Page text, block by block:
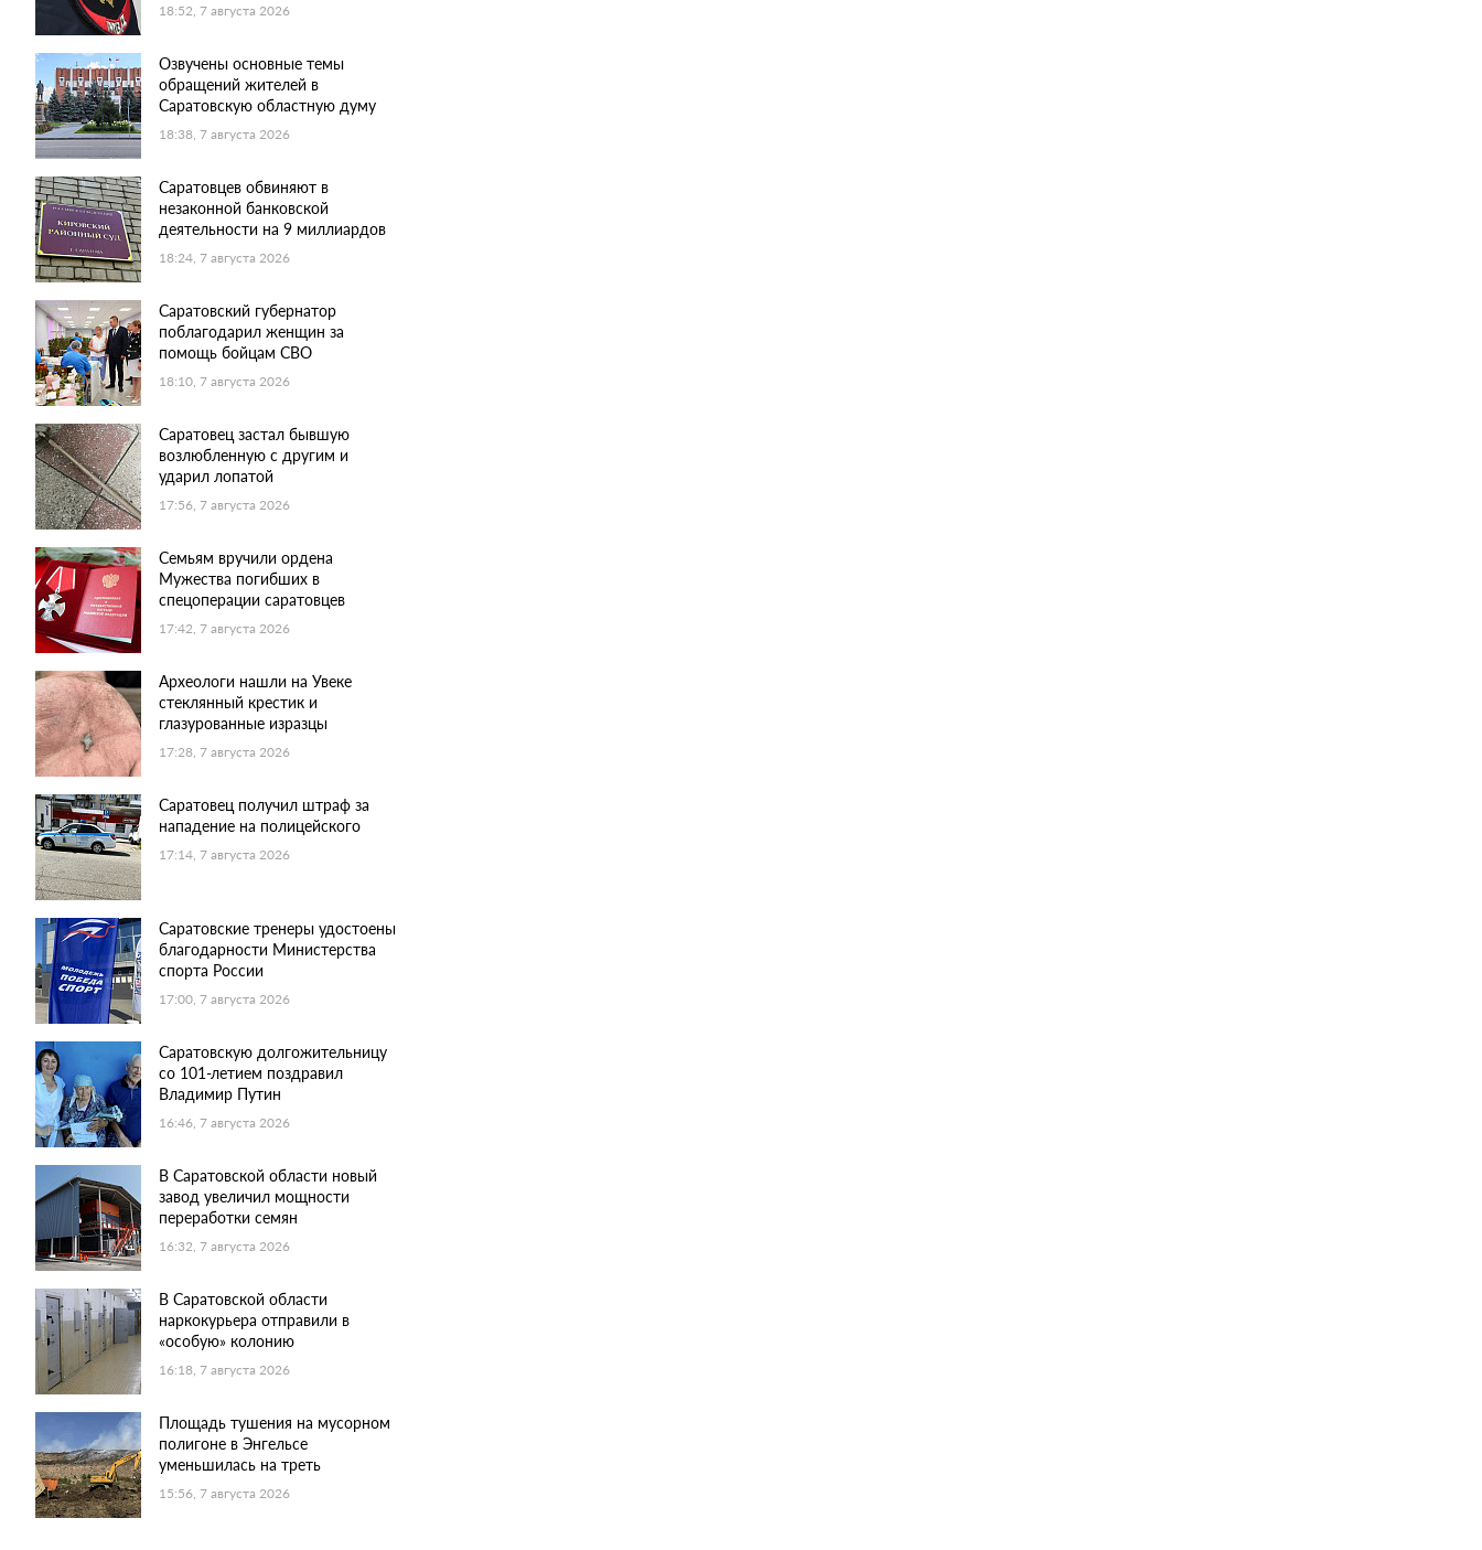
18:52, 7 августа 2026
Озвучены основные темы
обращений жителей в
Саратовскую областную думу
18:38, 7 августа 2026
Саратовцев обвиняют в
незаконной банковской
деятельности на 9 миллиардов
18:24, 7 августа 2026
Саратовский губернатор
поблагодарил женщин за
помощь бойцам СВО
18:10, 7 августа 2026
Саратовец застал бывшую
возлюбленную с другим и
ударил лопатой
17:56, 7 августа 2026
Семьям вручили ордена
Мужества погибших в
спецоперации саратовцев
17:42, 7 августа 2026
Археологи нашли на Увеке
стеклянный крестик и
глазурованные изразцы
17:28, 7 августа 2026
Саратовец получил штраф за
нападение на полицейского
17:14, 7 августа 2026
Саратовские тренеры удостоены
благодарности Министерства
спорта России
17:00, 7 августа 2026
Саратовскую долгожительницу
со 101-летием поздравил
Владимир Путин
16:46, 7 августа 2026
В Саратовской области новый
завод увеличил мощности
переработки семян
16:32, 7 августа 2026
В Саратовской области
наркокурьера отправили в
«особую» колонию
16:18, 7 августа 2026
Площадь тушения на мусорном
полигоне в Энгельсе
уменьшилась на треть
15:56, 7 августа 2026